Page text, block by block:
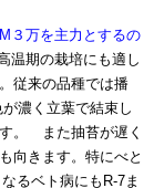
３万を主力とするの
温期の栽培にも適し
従来の品種では播
濃く立葉で結束し
。 また抽苔が遅く
向きます。特にべと
るベト病にもR-7ま